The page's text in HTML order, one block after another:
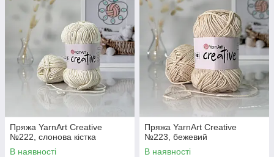
Пряжа YarnArt Creative
№222, слонова кістка
В наявності
Пряжа YarnArt Creative
№223, бежевий
В наявності